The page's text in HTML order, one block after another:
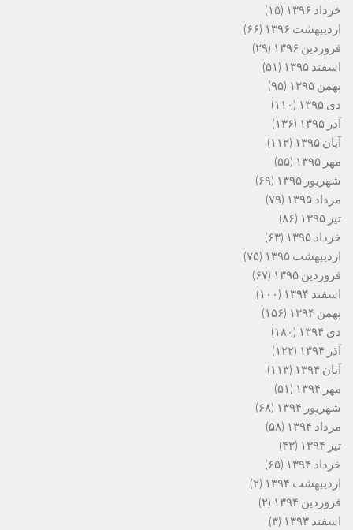
خرداد ۱۳۹۶
(۱۵)
اردیبهشت ۱۳۹۶
(۶۶)
فروردین ۱۳۹۶
(۲۹)
اسفند ۱۳۹۵
(۵۱)
بهمن ۱۳۹۵
(۹۵)
دی ۱۳۹۵
(۱۱۰)
آذر ۱۳۹۵
(۱۳۶)
آبان ۱۳۹۵
(۱۱۲)
مهر ۱۳۹۵
(۵۵)
شهریور ۱۳۹۵
(۶۹)
مرداد ۱۳۹۵
(۷۹)
تیر ۱۳۹۵
(۸۶)
خرداد ۱۳۹۵
(۶۳)
اردیبهشت ۱۳۹۵
(۷۵)
فروردین ۱۳۹۵
(۶۷)
اسفند ۱۳۹۴
(۱۰۰)
بهمن ۱۳۹۴
(۱۵۶)
دی ۱۳۹۴
(۱۸۰)
آذر ۱۳۹۴
(۱۲۲)
آبان ۱۳۹۴
(۱۱۳)
مهر ۱۳۹۴
(۵۱)
شهریور ۱۳۹۴
(۶۸)
مرداد ۱۳۹۴
(۵۸)
تیر ۱۳۹۴
(۴۳)
خرداد ۱۳۹۴
(۶۵)
اردیبهشت ۱۳۹۴
(۲)
فروردین ۱۳۹۴
(۲)
اسفند ۱۳۹۳
(۳)